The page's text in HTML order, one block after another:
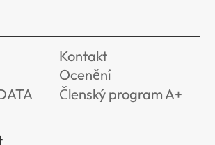
Kontakt
Ocenění
Členský program A+